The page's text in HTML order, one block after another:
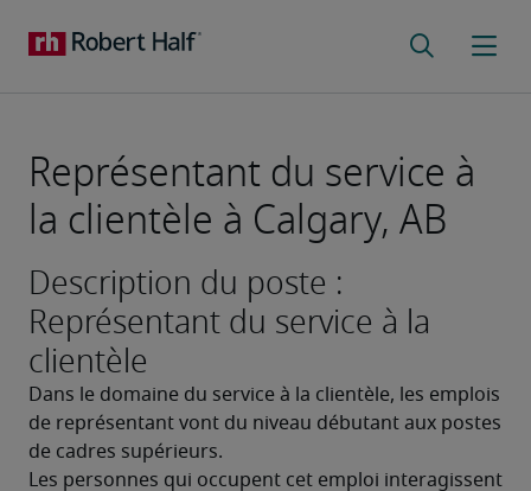
Représentant du service à
la clientèle à Calgary, AB
Description du poste :
Représentant du service à la
clientèle
Dans le domaine du service à la clientèle, les emplois
de représentant vont du niveau débutant aux postes
de cadres supérieurs.
Les personnes qui occupent cet emploi interagissent